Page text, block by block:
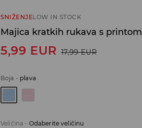
SNIŽENJELOW IN STOCK
Majica kratkih rukava s printom
5,99 EUR 17,99 EUR
Boja - plava
Veličina - Odaberite veličinu